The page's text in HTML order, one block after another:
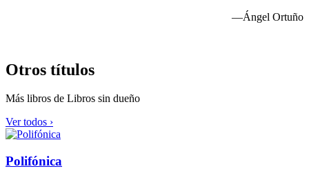
—Ángel Ortuño
Otros títulos
Más libros de Libros sin dueño
Ver todos ›
Polifónica